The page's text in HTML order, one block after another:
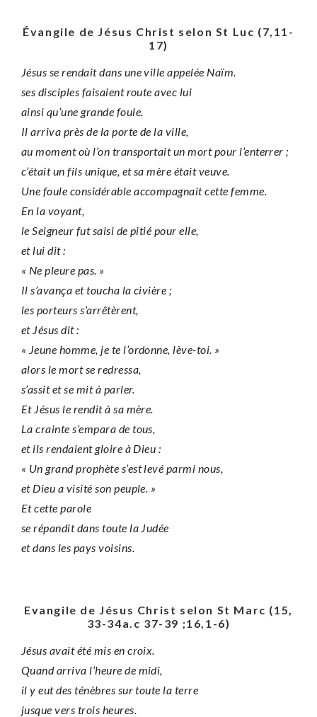
Évangile de Jésus Christ selon St Luc (7,11-
17)
Jésus se rendait dans une ville appelée Naïm.
ses disciples faisaient route avec lui
ainsi qu’une grande foule.
Il arriva près de la porte de la ville,
au moment où l’on transportait un mort pour l’enterrer ;
c’était un fils unique, et sa mère était veuve.
Une foule considérable accompagnait cette femme.
En la voyant,
le Seigneur fut saisi de pitié pour elle,
et lui dit :
« Ne pleure pas. »
Il s’avança et toucha la civière ;
les porteurs s’arrêtèrent,
et Jésus dit :
« Jeune homme, je te l’ordonne, lève-toi. »
alors le mort se redressa,
s’assit et se mit à parler.
Et Jésus le rendit à sa mère.
La crainte s’empara de tous,
et ils rendaient gloire à Dieu :
« Un grand prophète s’est levé parmi nous,
et Dieu a visité son peuple. »
Et cette parole
se répandit dans toute la Judée
et dans les pays voisins.
Evangile de Jésus Christ selon St Marc (15,
33-34a.c 37-39 ;16,1-6)
Jésus avait été mis en croix.
Quand arriva l’heure de midi,
il y eut des ténèbres sur toute la terre
jusque vers trois heures.